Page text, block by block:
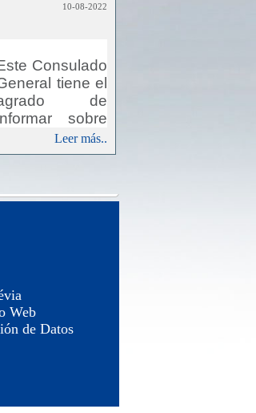
10-08-2022
Consulado
tiene el
de
sobre
Conecta”,
JOINT
pretende
Leer más..
Web
de Datos